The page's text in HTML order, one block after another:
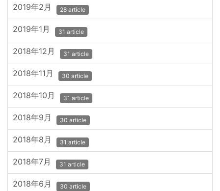
2019年2月 28 article
2019年1月 31 article
2018年12月 31 article
2018年11月 30 article
2018年10月 31 article
2018年9月 30 article
2018年8月 31 article
2018年7月 31 article
2018年6月 30 article